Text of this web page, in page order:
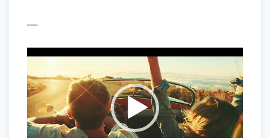
—
Videospeler